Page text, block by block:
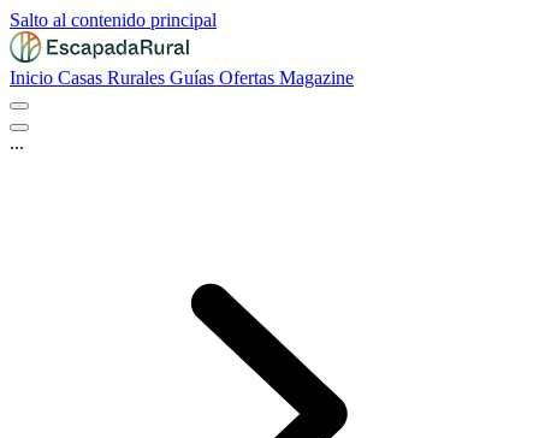
Salto al contenido principal
Inicio Casas Rurales Guías Ofertas Magazine
...